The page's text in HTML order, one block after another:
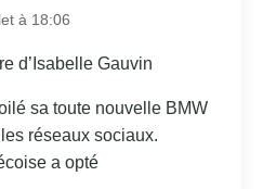
à 18:06
d’Isabelle Gauvin
sa toute nouvelle BMW
réseaux sociaux.
a opté